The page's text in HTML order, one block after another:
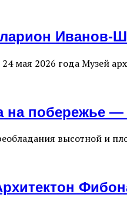
Иванов-
24 мая 2026 года Музей
побережье —
высотной и